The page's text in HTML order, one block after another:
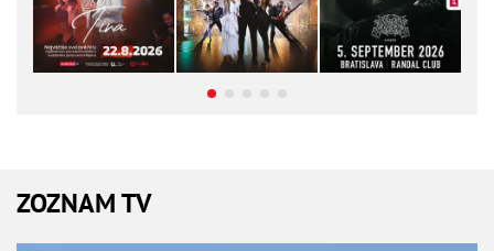
ZOZNAM TV